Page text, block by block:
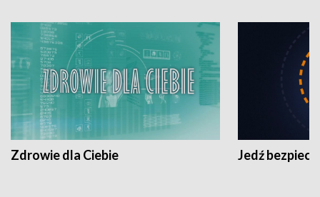
Zdrowie dla Ciebie Jedź